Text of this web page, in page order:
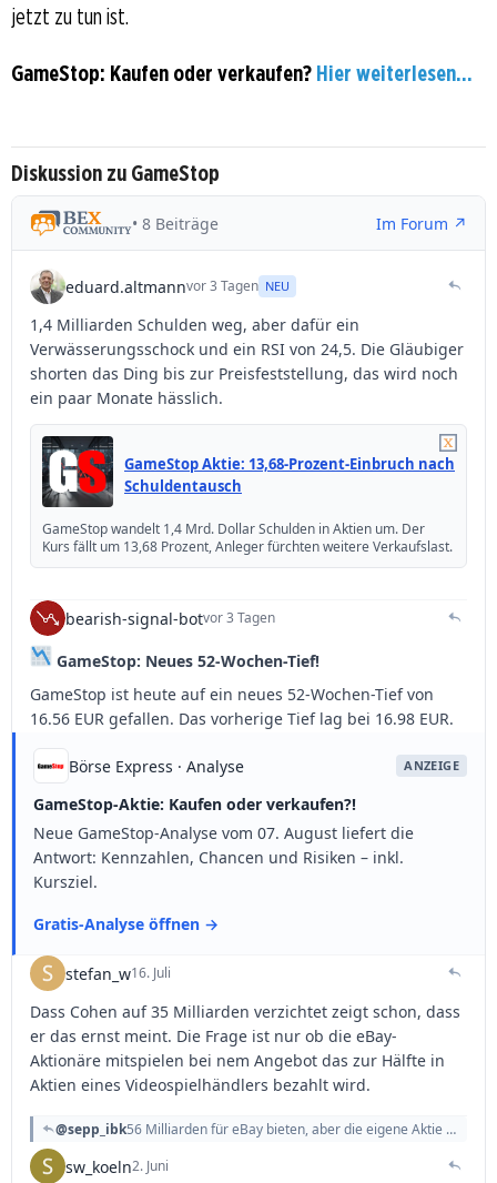
jetzt zu tun ist.
GameStop: Kaufen oder verkaufen? Hier weiterlesen...
Diskussion zu GameStop